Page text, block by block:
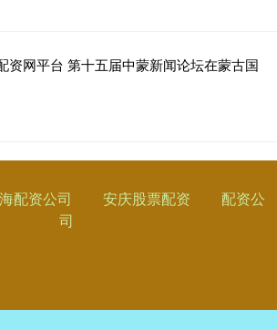
资网平台 第十五届中蒙新闻论坛在蒙古国
配资公司 安庆股票配资
配资公
司